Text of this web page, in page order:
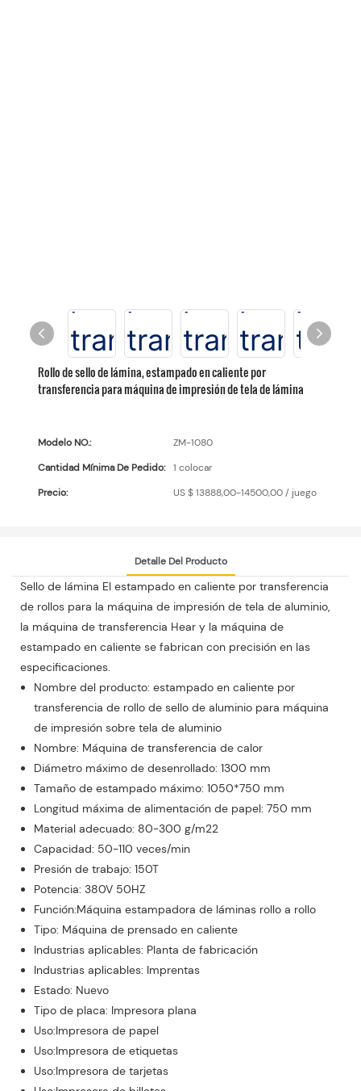
Rollo de sello de lámina, estampado en caliente por
transferencia para máquina de impresión de tela de lámina
Modelo NO.:
ZM-1080
Cantidad Mínima De Pedido:
1 colocar
Precio:
US $ 13888,00-14500,00 / juego
Detalle Del Producto
Sello de lámina El estampado en caliente por transferencia
de rollos para la máquina de impresión de tela de aluminio,
la máquina de transferencia Hear y la máquina de
estampado en caliente se fabrican con precisión en las
especificaciones.
Nombre del producto: estampado en caliente por
transferencia de rollo de sello de aluminio para máquina
de impresión sobre tela de aluminio
Nombre: Máquina de transferencia de calor
Diámetro máximo de desenrollado: 1300 mm
Tamaño de estampado máximo: 1050*750 mm
Longitud máxima de alimentación de papel: 750 mm
Material adecuado: 80-300 g/m22
Capacidad: 50-110 veces/min
Presión de trabajo: 150T
Potencia: 380V 50HZ
Función:Máquina estampadora de láminas rollo a rollo
Tipo: Máquina de prensado en caliente
Industrias aplicables: Planta de fabricación
Industrias aplicables: Imprentas
Estado: Nuevo
Tipo de placa: Impresora plana
Uso:Impresora de papel
Uso:Impresora de etiquetas
Uso:Impresora de tarjetas